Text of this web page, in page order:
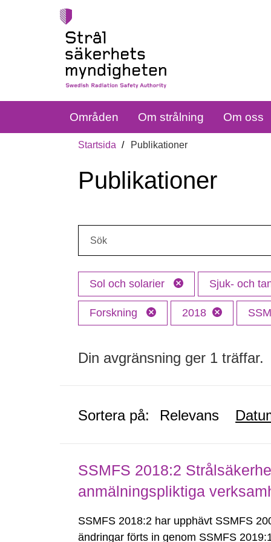
Områden Om strålning Om oss
Startsida Publikationer
Publikationer
Sol och solarier Sjuk- och
Forskning 2018 SSM
Din avgränsning ger 1 träffar.
Sortera på: Relevans
SSMFS 2018:2
anmälningspliktiga
SSMFS 2018:2 har upphävt SSMFS
ändringar förts in genom SSMFS